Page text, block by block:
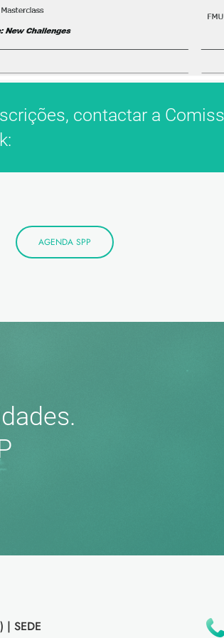
contactar a
AGENDA SPP
| SEDE